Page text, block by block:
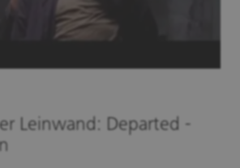
Leinwand: Departed -